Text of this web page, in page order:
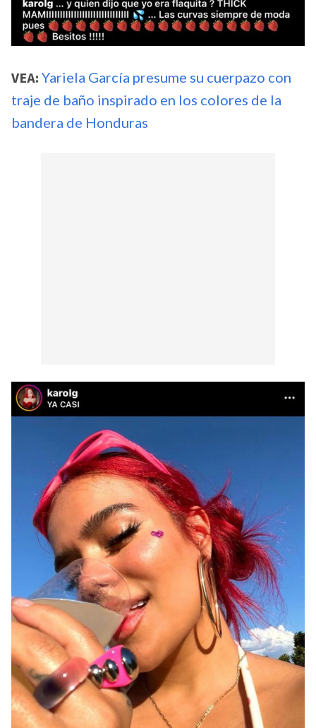
VEA: Yariela García presume su cuerpazo con
traje de baño inspirado en los colores de la
bandera de Honduras